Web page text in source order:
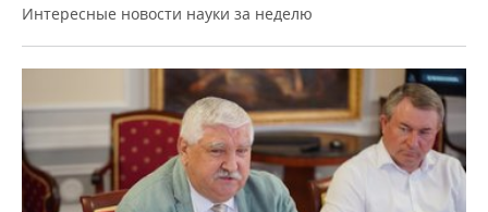
Интересные новости науки за неделю